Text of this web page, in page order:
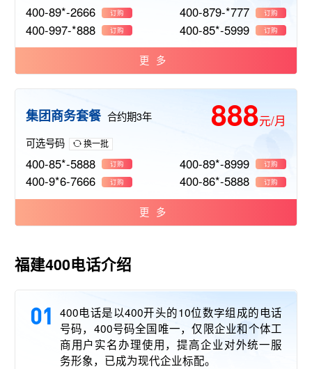
400-89*-2666 订购 400-879-*777 订购
400-997-*888 订购 400-85*-5999 订购
更多
集团商务套餐 合约期3年 888元/月
可选号码 换一批
400-85*-5888 订购 400-89*-8999 订购
400-9*6-7666 订购 400-86*-5888 订购
更多
福建400电话介绍
01
400电话是以400开头的10位数字组成的电话
号码，400号码全国唯一，仅限企业和个体工
商用户实名办理使用，提高企业对外统一服
务形象，已成为现代企业标配。